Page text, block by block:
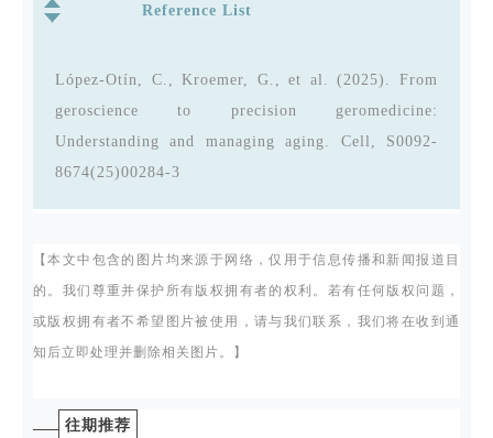
Reference List
López-Otín, C., Kroemer, G., et al. (2025). From
geroscience to precision geromedicine:
Understanding and managing aging. Cell, S0092-
8674(25)00284-3
【本文中包含的图片均来源于网络，仅用于信息传播和新闻报道目
的。我们尊重并保护所有版权拥有者的权利。若有任何版权问题，
或版权拥有者不希望图片被使用，请与我们联系，我们将在收到通
知后立即处理并删除相关图片。】
往期推荐